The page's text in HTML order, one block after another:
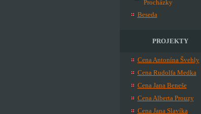
Procházky
Beseda
PROJEKTY
Cena Antonína Švehly
Cena Rudolfa Medka
Cena Jana Beneše
Cena Alberta Prouzy
Cena Jana Slavíka